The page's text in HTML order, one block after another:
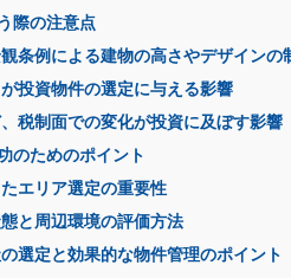
際の注意点
条例による建物の高さやデザインの
投資物件の選定に与える影響
税制面での変化が投資に及ぼす影響
のためのポイント
エリア選定の重要性
と周辺環境の評価方法
選定と効果的な物件管理のポイント